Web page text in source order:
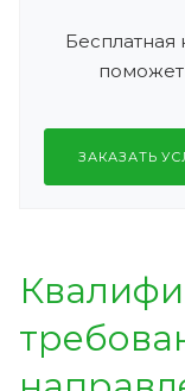
ЗАКАЗАТЬ